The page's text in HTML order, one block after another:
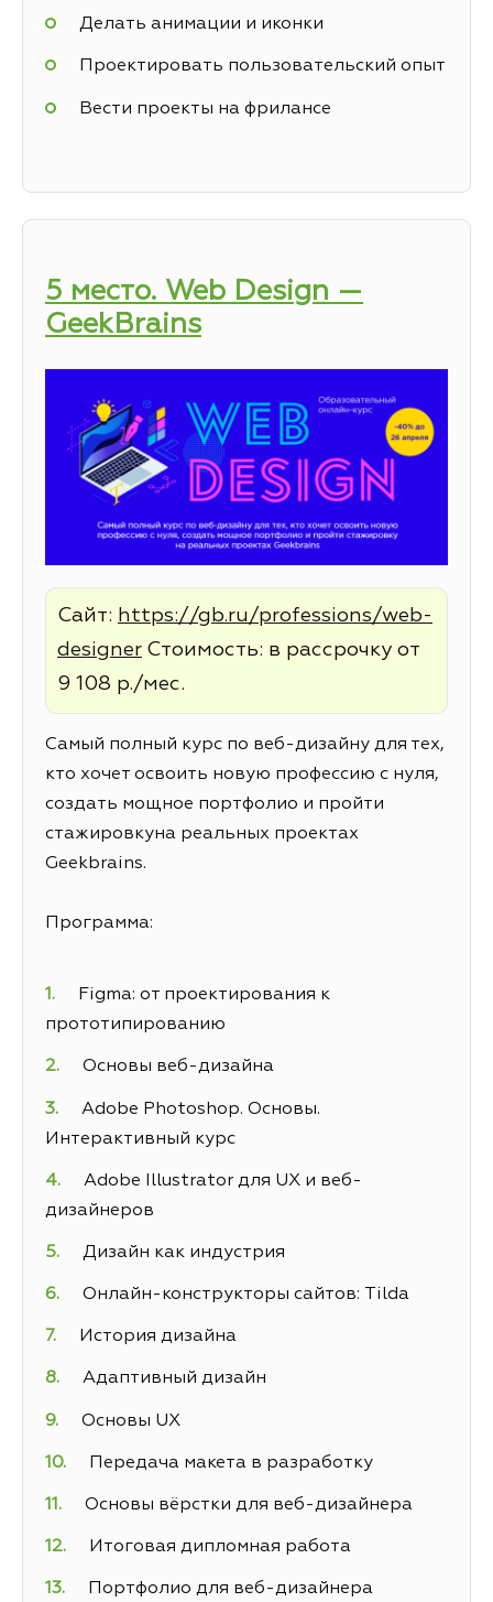
Делать анимации и иконки
Проектировать пользовательский опыт
Вести проекты на фрилансе
5 место. Web Design —
GeekBrains
Сайт: https://gb.ru/professions/web-
designer Стоимость: в рассрочку от
9 108 р./мес.
Самый полный курс по веб-дизайну для тех,
кто хочет освоить новую профессию с нуля,
создать мощное портфолио и пройти
стажировкуна реальных проектах
Geekbrains.
Программа:
Figma: от проектирования к
прототипированию
Основы веб-дизайна
Adobe Photoshop. Основы.
Интерактивный курс
Adobe Illustrator для UX и веб-
дизайнеров
Дизайн как индустрия
Онлайн-конструкторы сайтов: Tilda
История дизайна
Адаптивный дизайн
Основы UX
Передача макета в разработку
Основы вёрстки для веб-дизайнера
Итоговая дипломная работа
Портфолио для веб-дизайнера